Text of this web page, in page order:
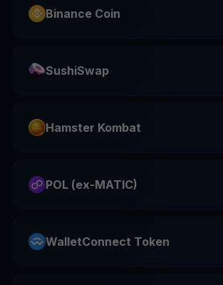
Binance Coin
SushiSwap
Hamster Kombat
POL (ex-MATIC)
WalletConnect Token